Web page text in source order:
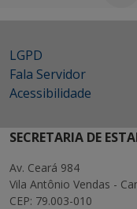
LGPD
Fala Servidor
Acessibilidade
SECRETARIA DE
Av. Ceará 984
Vila Antônio Vendas -
CEP: 79.003-010